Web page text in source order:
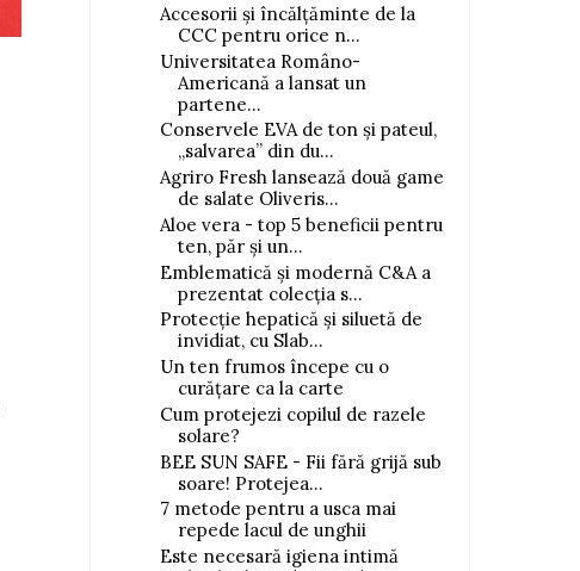
Accesorii și încălțăminte de la
CCC pentru orice n...
Universitatea Româno-
Americană a lansat un
partene...
Conservele EVA de ton și pateul,
„salvarea” din du...
Agriro Fresh lansează două game
de salate Oliveris...
Aloe vera - top 5 beneficii pentru
ten, păr și un...
Emblematică și modernă C&A a
prezentat colecția s...
Protecție hepatică și siluetă de
invidiat, cu Slab...
Un ten frumos începe cu o
curățare ca la carte
Cum protejezi copilul de razele
solare?
BEE SUN SAFE - Fii fără grijă sub
soare! Protejea...
7 metode pentru a usca mai
repede lacul de unghii
Este necesară igiena intimă